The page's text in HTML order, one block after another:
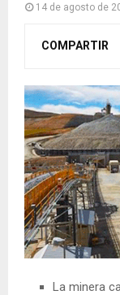
14 de agosto de
COMPARTIR
La minera